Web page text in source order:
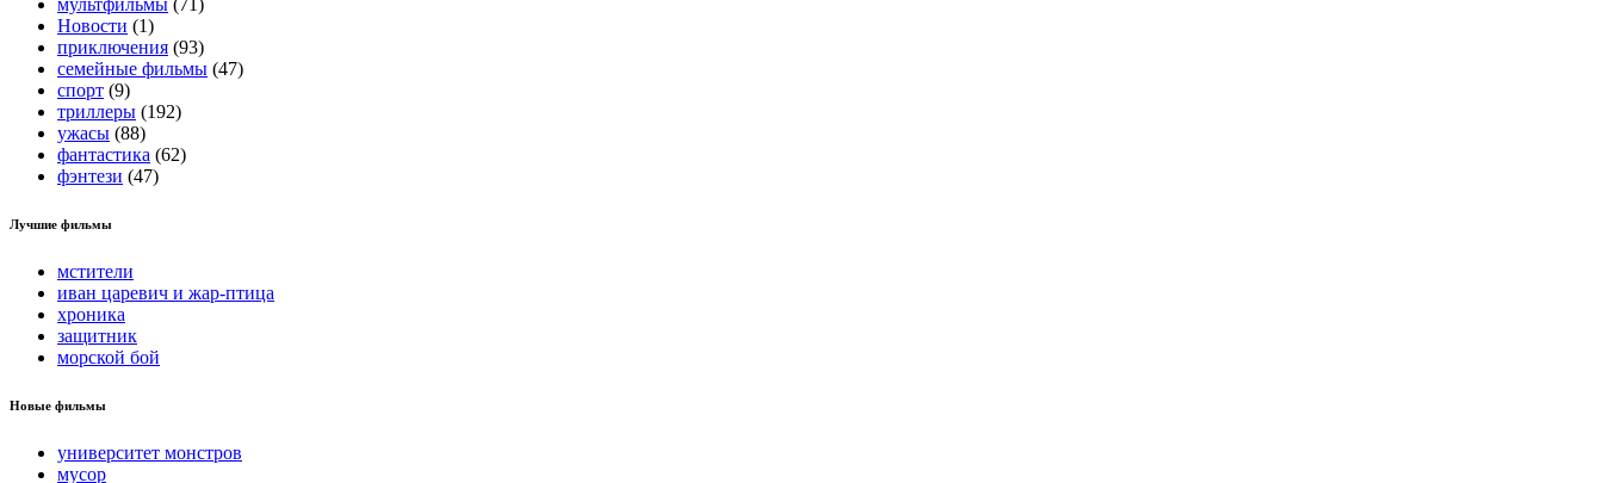
Новости (1)
приключения (93)
семейные фильмы (47)
спорт (9)
триллеры (192)
ужасы (88)
фантастика (62)
фэнтези (47)
Лучшие фильмы
мстители
иван царевич и жар-птица
хроника
защитник
морской бой
Новые фильмы
университет монстров
мусор